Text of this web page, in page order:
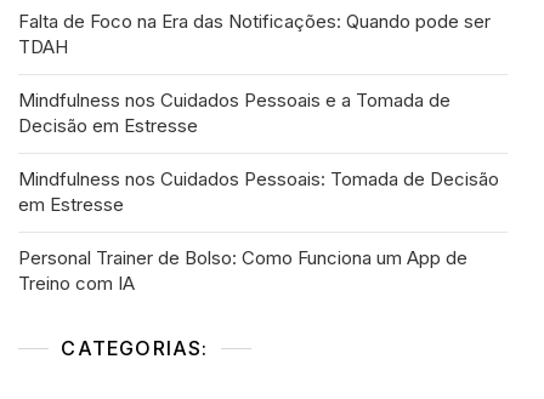
Falta de Foco na Era das Notificações: Quando pode ser
TDAH
Mindfulness nos Cuidados Pessoais e a Tomada de
Decisão em Estresse
Mindfulness nos Cuidados Pessoais: Tomada de Decisão
em Estresse
Personal Trainer de Bolso: Como Funciona um App de
Treino com IA
CATEGORIAS: